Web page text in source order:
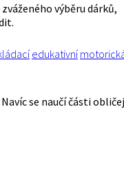
výběru dárků,
edukativní
se naučí části